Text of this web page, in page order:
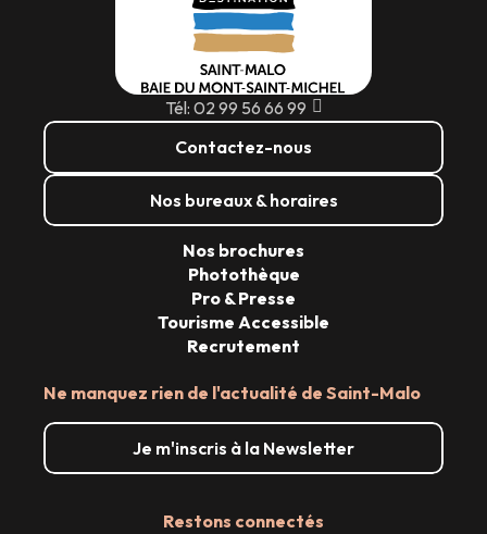
Tél: 02 99 56 66 99
Contactez-nous
Nos bureaux & horaires
Ne manquez rien de l'actualité de Saint-Malo
Je m'inscris à la Newsletter
Restons connectés
Nos brochures
Photothèque
Pro & Presse
Tourisme Accessible
Recrutement